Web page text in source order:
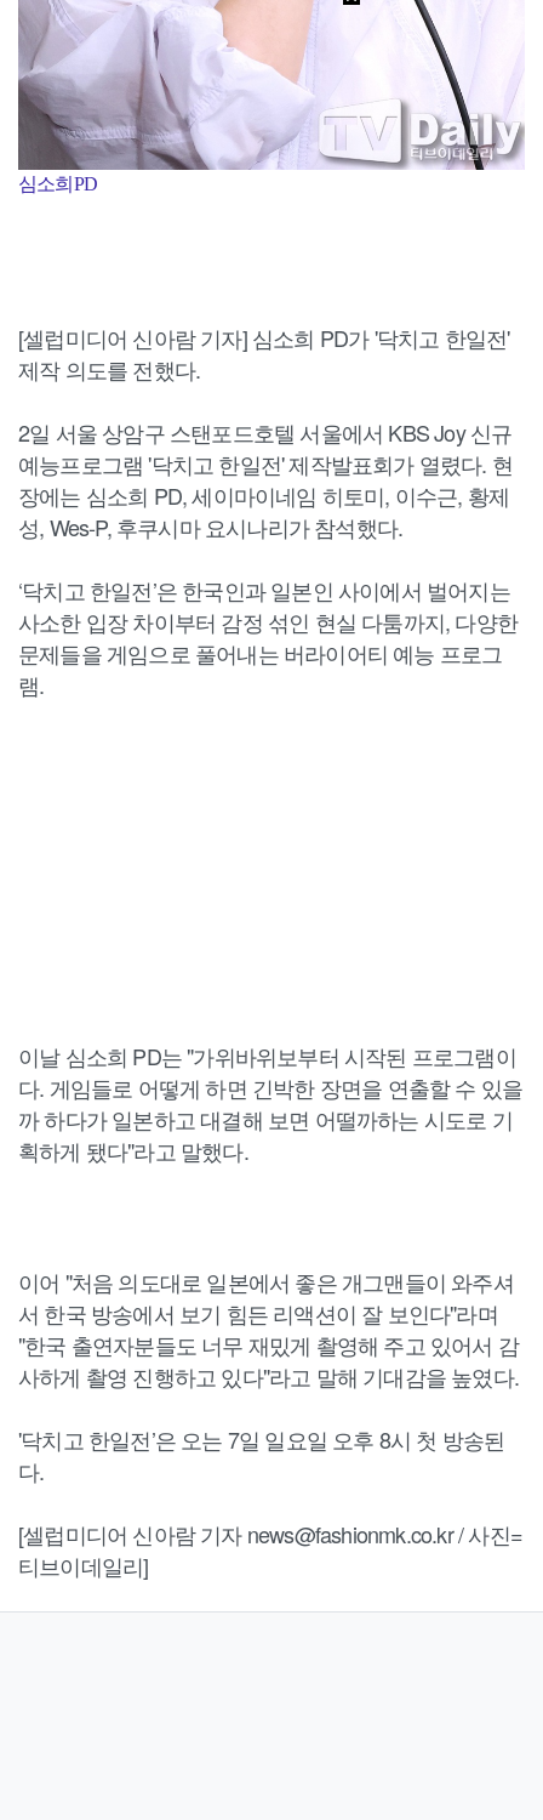
심소희PD
[셀럽미디어 신아람 기자] 심소희 PD가 '닥치고 한일전'
제작 의도를 전했다.
2일 서울 상암구 스탠포드호텔 서울에서 KBS Joy 신규
예능프로그램 '닥치고 한일전' 제작발표회가 열렸다. 현
장에는 심소희 PD, 세이마이네임 히토미, 이수근, 황제
성, Wes-P, 후쿠시마 요시나리가 참석했다.
‘닥치고 한일전’은 한국인과 일본인 사이에서 벌어지는
사소한 입장 차이부터 감정 섞인 현실 다툼까지, 다양한
문제들을 게임으로 풀어내는 버라이어티 예능 프로그
램.
이날 심소희 PD는 "가위바위보부터 시작된 프로그램이
다. 게임들로 어떻게 하면 긴박한 장면을 연출할 수 있을
까 하다가 일본하고 대결해 보면 어떨까하는 시도로 기
획하게 됐다"라고 말했다.
이어 "처음 의도대로 일본에서 좋은 개그맨들이 와주셔
서 한국 방송에서 보기 힘든 리액션이 잘 보인다"라며
"한국 출연자분들도 너무 재밌게 촬영해 주고 있어서 감
사하게 촬영 진행하고 있다"라고 말해 기대감을 높였다.
'닥치고 한일전’은 오는 7일 일요일 오후 8시 첫 방송된
다.
[셀럽미디어 신아람 기자 news@fashionmk.co.kr / 사진=
티브이데일리]